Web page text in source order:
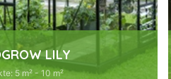
LILY
: 5 m² - 10 m²